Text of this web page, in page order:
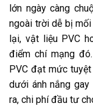
lớn ngày càng
ngoài trời dễ bị
lại, vật liệu PVC
điểm chí mạng
PVC đạt mức
dưới ánh nắng
ra, chi phí đầu tư